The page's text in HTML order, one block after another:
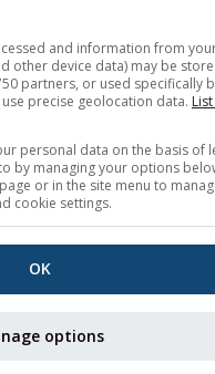
and information from
other device data) may be
partners, or used specifically
precise geolocation data.
personal data on the basis of
by managing your options
or in the site menu to
cookie settings.
OK
options